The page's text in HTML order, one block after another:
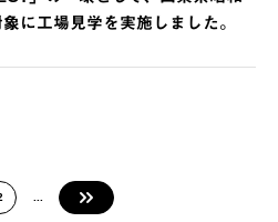
に工場見学を実施しました。
»